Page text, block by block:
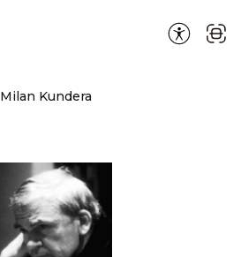
Milan Kundera